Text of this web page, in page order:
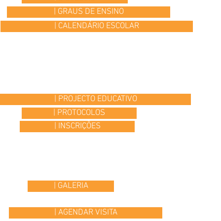
| GRAUS DE ENSINO
| CALENDÁRIO ESCOLAR
| PROJECTO EDUCATIVO
| PROTOCOLOS
| INSCRIÇÕES
| GALERIA
| AGENDAR VISITA